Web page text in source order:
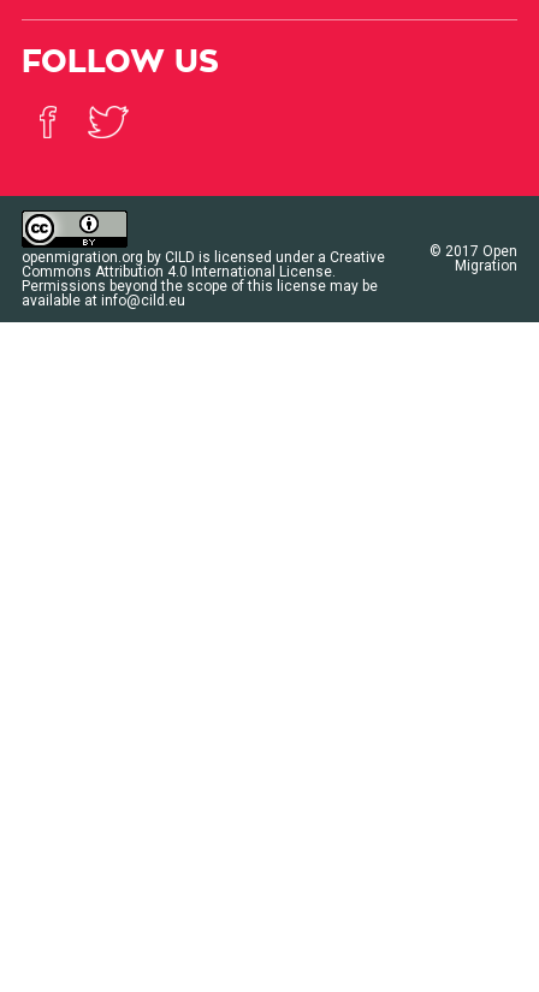
FOLLOW US
openmigration.org by CILD is licensed under a Creative
Commons Attribution 4.0 International License.
Permissions beyond the scope of this license may be
available at info@cild.eu
© 2017 Open
Migration